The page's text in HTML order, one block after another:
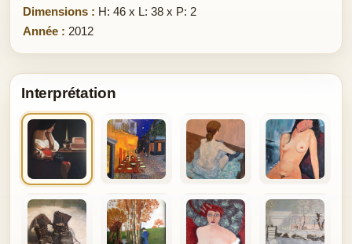
Dimensions : H: 46 x L: 38 x P: 2
Année : 2012
Interprétation